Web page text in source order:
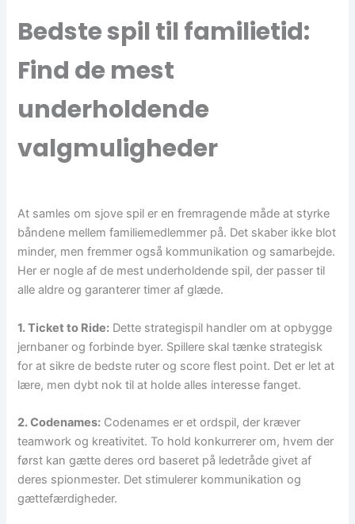
Bedste spil til familietid:
Find de mest
underholdende
valgmuligheder
At samles om sjove spil er en fremragende måde at styrke
båndene mellem familiemedlemmer på. Det skaber ikke blot
minder, men fremmer også kommunikation og samarbejde.
Her er nogle af de mest underholdende spil, der passer til
alle aldre og garanterer timer af glæde.
1. Ticket to Ride: Dette strategispil handler om at opbygge
jernbaner og forbinde byer. Spillere skal tænke strategisk
for at sikre de bedste ruter og score flest point. Det er let at
lære, men dybt nok til at holde alles interesse fanget.
2. Codenames: Codenames er et ordspil, der kræver
teamwork og kreativitet. To hold konkurrerer om, hvem der
først kan gætte deres ord baseret på ledetråde givet af
deres spionmester. Det stimulerer kommunikation og
gættefærdigheder.